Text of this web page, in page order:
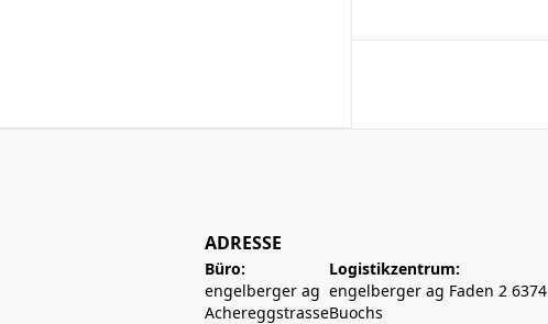
ADRESSE
Büro:
engelberger ag
Achereggstrasse
Logistikzentrum:
engelberger ag Faden 2 6374
Buochs